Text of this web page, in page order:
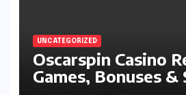
UNCATEGORIZED
Oscarspin Casino
Games, Bonuses